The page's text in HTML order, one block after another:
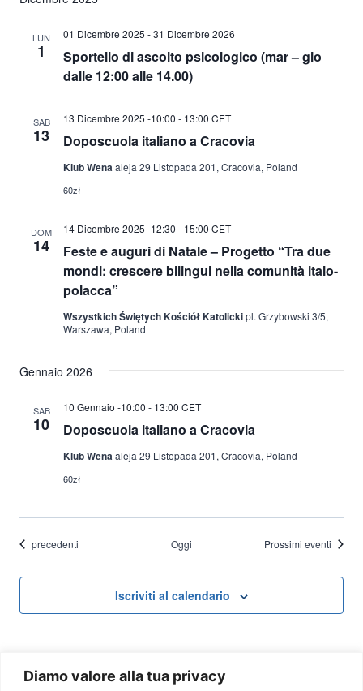
Diamo valore alla tua privacy
LUN
1
Sportello di ascolto psicologico (mar – gio
dalle 12:00 alle 14.00)
01 Dicembre 2025 -31 Dicembre 2026
SAB
13 Doposcuola italiano a Cracovia
13 Dicembre 2025 -10:00 - 13:00 CET
Klub Wenaaleja 29 Listopada 201, Cracovia, Poland
60zł
DOM
14
Feste e auguri di Natale – Progetto “Tra due
mondi: crescere bilingui nella comunità italo-
polacca”
14 Dicembre 2025 -12:30 - 15:00 CET
Wszystkich Świętych Kościół Katolickipl. Grzybowski 3/5,
Warszawa, Poland
Gennaio 2026
SAB
10 Doposcuola italiano a Cracovia
10 Gennaio -10:00 - 13:00 CET
Klub Wenaaleja 29 Listopada 201, Cracovia, Poland
60zł
Eventi
precedenti Oggi Prossimi eventi
Iscriviti al calendario